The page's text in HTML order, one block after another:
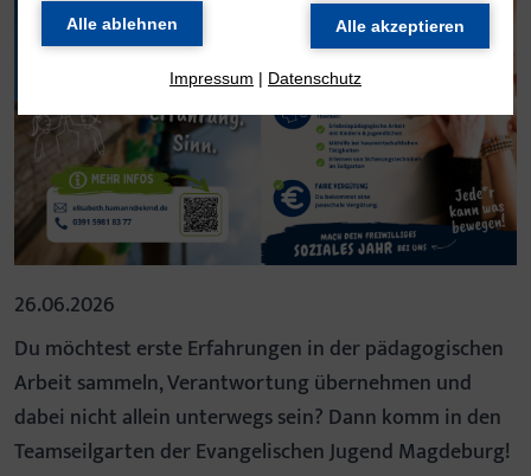
26.06.2026
Du möchtest erste Erfahrungen in der pädagogischen
Arbeit sammeln, Verantwortung übernehmen und
dabei nicht allein unterwegs sein? Dann komm in den
Teamseilgarten der Evangelischen Jugend Magdeburg!
Impressum | Datenschutz